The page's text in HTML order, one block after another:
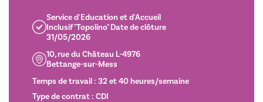
Service d'Education et d'Accueil
Inclusif "Topolino" Date de clôture
31/05/2026
10, rue du Château L-4976
Bettange-sur-Mess
Temps de travail : 32 et 40 heures/semaine
Type de contrat : CDI